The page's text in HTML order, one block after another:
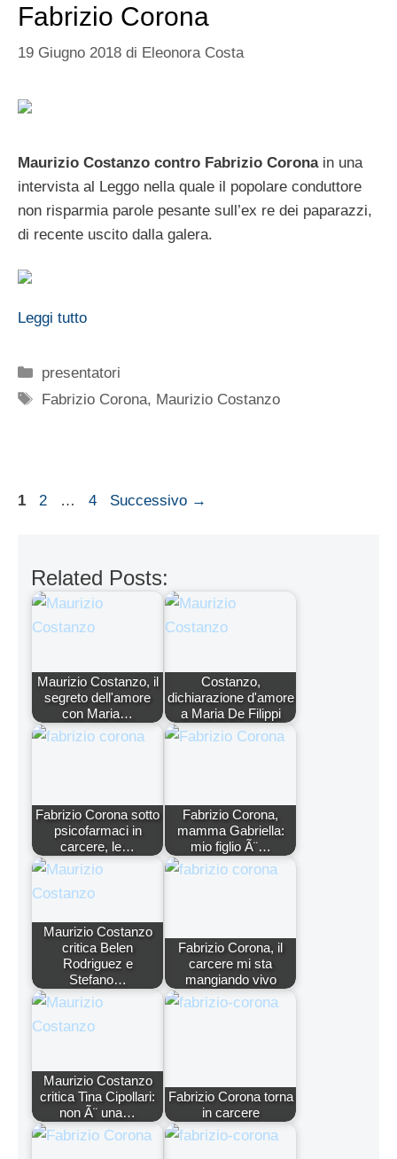
Fabrizio Corona
19 Giugno 2018 di Eleonora Costa
Maurizio Costanzo contro Fabrizio Coronain una
intervista al Leggo nella quale il popolare conduttore
non risparmia parole pesante sull’ex re dei paparazzi,
di recente uscito dalla galera.
Leggi tutto
Categorie
presentatori
Tag
Fabrizio Corona, Maurizio Costanzo
Pagina
1 Pagina
2 … Pagina
4 Successivo →
Related Posts:
Maurizio Costanzo, il
segreto dell'amore
con Maria…
Costanzo,
dichiarazione d'amore
a Maria De Filippi
Fabrizio Corona sotto
psicofarmaci in
carcere, le…
Fabrizio Corona,
mamma Gabriella:
mio figlio Ã¨…
Maurizio Costanzo
critica Belen
Rodriguez e
Stefano…
Fabrizio Corona, il
carcere mi sta
mangiando vivo
Maurizio Costanzo
critica Tina Cipollari:
non Ã¨ una…
Fabrizio Corona torna
in carcere